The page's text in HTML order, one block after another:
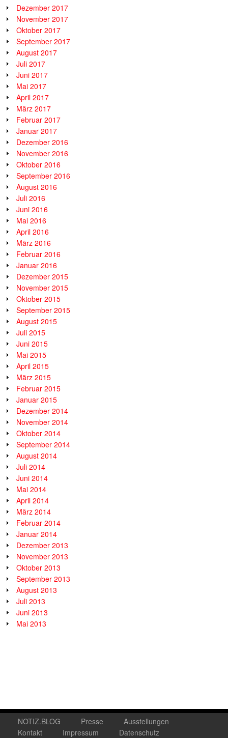
Dezember 2017
November 2017
Oktober 2017
September 2017
August 2017
Juli 2017
Juni 2017
Mai 2017
April 2017
März 2017
Februar 2017
Januar 2017
Dezember 2016
November 2016
Oktober 2016
September 2016
August 2016
Juli 2016
Juni 2016
Mai 2016
April 2016
März 2016
Februar 2016
Januar 2016
Dezember 2015
November 2015
Oktober 2015
September 2015
August 2015
Juli 2015
Juni 2015
Mai 2015
April 2015
März 2015
Februar 2015
Januar 2015
Dezember 2014
November 2014
Oktober 2014
September 2014
August 2014
Juli 2014
Juni 2014
Mai 2014
April 2014
März 2014
Februar 2014
Januar 2014
Dezember 2013
November 2013
Oktober 2013
September 2013
August 2013
Juli 2013
Juni 2013
Mai 2013
NOTIZ.BLOG Presse
Ausstellungen
Kontakt
Impressum Datenschutz